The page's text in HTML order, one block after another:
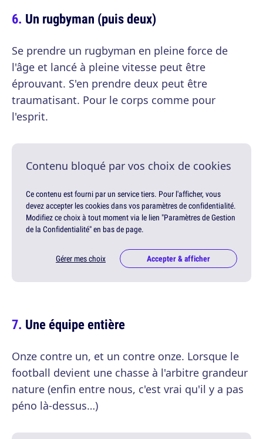
Un rugbyman (puis deux)
Se prendre un rugbyman en pleine force de
l'âge et lancé à pleine vitesse peut être
éprouvant. S'en prendre deux peut être
traumatisant. Pour le corps comme pour
l'esprit.
Contenu bloqué par vos choix de cookies
Ce contenu est fourni par un service tiers. Pour l'afficher, vous
devez accepter les cookies dans vos paramètres de confidentialité.
Modifiez ce choix à tout moment via le lien "Paramètres de Gestion
de la Confidentialité" en bas de page.
Gérer mes choix Accepter & afficher
Une équipe entière
Onze contre un, et un contre onze. Lorsque le
football devient une chasse à l'arbitre grandeur
nature (enfin entre nous, c'est vrai qu'il y a pas
péno là-dessus…)